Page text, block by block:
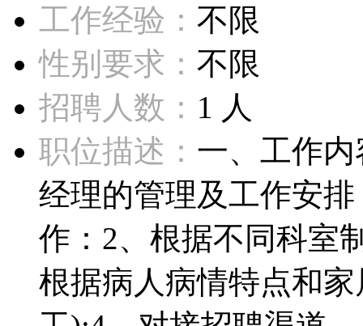
工作经验： 不限
性别要求： 不限
招聘人数： 1 人
职位描述： 一、工作
经理的管理及工作安
作：2、根据不同科室
根据病人病情特点和